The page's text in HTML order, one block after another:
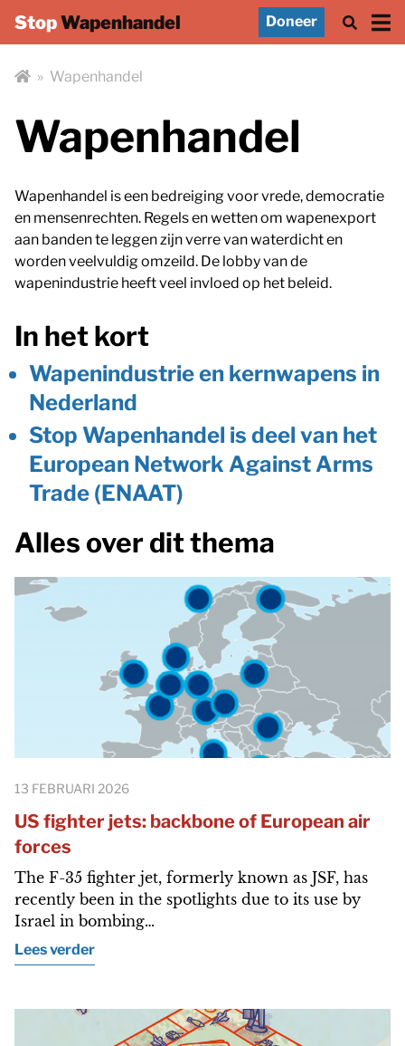
StopWapenhandel Doneer
» Wapenhandel
Wapenhandel
Wapenhandel is een bedreiging voor vrede, democratie
en mensenrechten. Regels en wetten om wapenexport
aan banden te leggen zijn verre van waterdicht en
worden veelvuldig omzeild. De lobby van de
wapenindustrie heeft veel invloed op het beleid.
In het kort
Wapenindustrie en kernwapens in
Nederland
Stop Wapenhandel is deel van het
European Network Against Arms
Trade (ENAAT)
Alles over dit thema
13 FEBRUARI 2026
US fighter jets: backbone of European air
forces
The F-35 fighter jet, formerly known as JSF, has
recently been in the spotlights due to its use by
Israel in bombing…
Lees verder